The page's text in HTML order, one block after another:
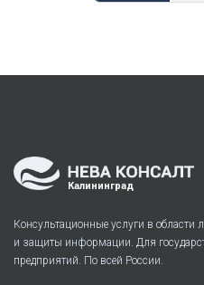
Калининград
Консультационные услуги в
и защиты информации. Для
предприятий. По всей России.